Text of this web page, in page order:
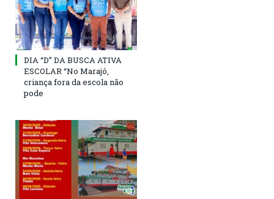
DIA “D” DA BUSCA ATIVA
ESCOLAR “No Marajó,
criança fora da escola não
pode